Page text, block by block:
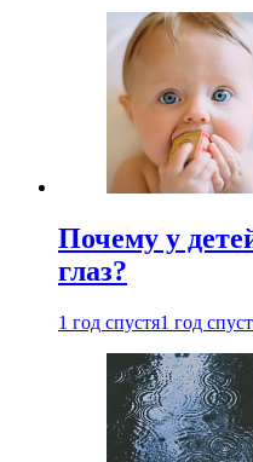
Почему у
глаз?
1 год спустя1 год